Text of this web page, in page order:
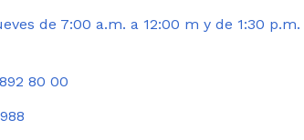
de 7:00 a.m. a 12:00 m y de 1:30
80 00